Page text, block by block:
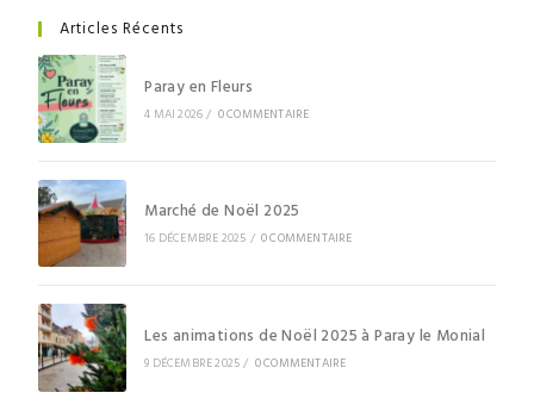
Articles Récents
Paray en Fleurs
4 MAI 2026 / 0 COMMENTAIRE
Marché de Noël 2025
16 DÉCEMBRE 2025 / 0 COMMENTAIRE
Les animations de Noël 2025 à Paray le Monial
9 DÉCEMBRE 2025 / 0 COMMENTAIRE